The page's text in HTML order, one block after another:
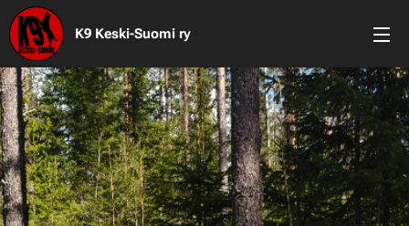
K9 Keski-Suomi ry